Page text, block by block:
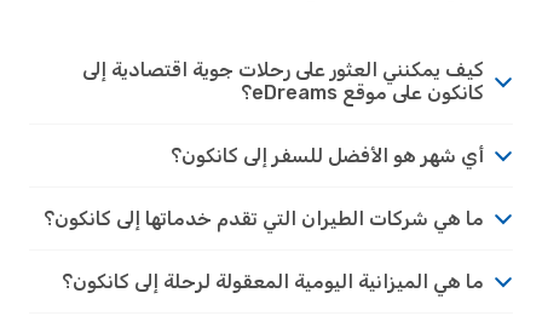
كيف يمكنني العثور على رحلات جوية اقتصادية إلى
كانكون على موقع eDreams؟
أي شهر هو الأفضل للسفر إلى كانكون؟
ما هي شركات الطيران التي تقدم خدماتها إلى كانكون؟
ما هي الميزانية اليومية المعقولة لرحلة إلى كانكون؟